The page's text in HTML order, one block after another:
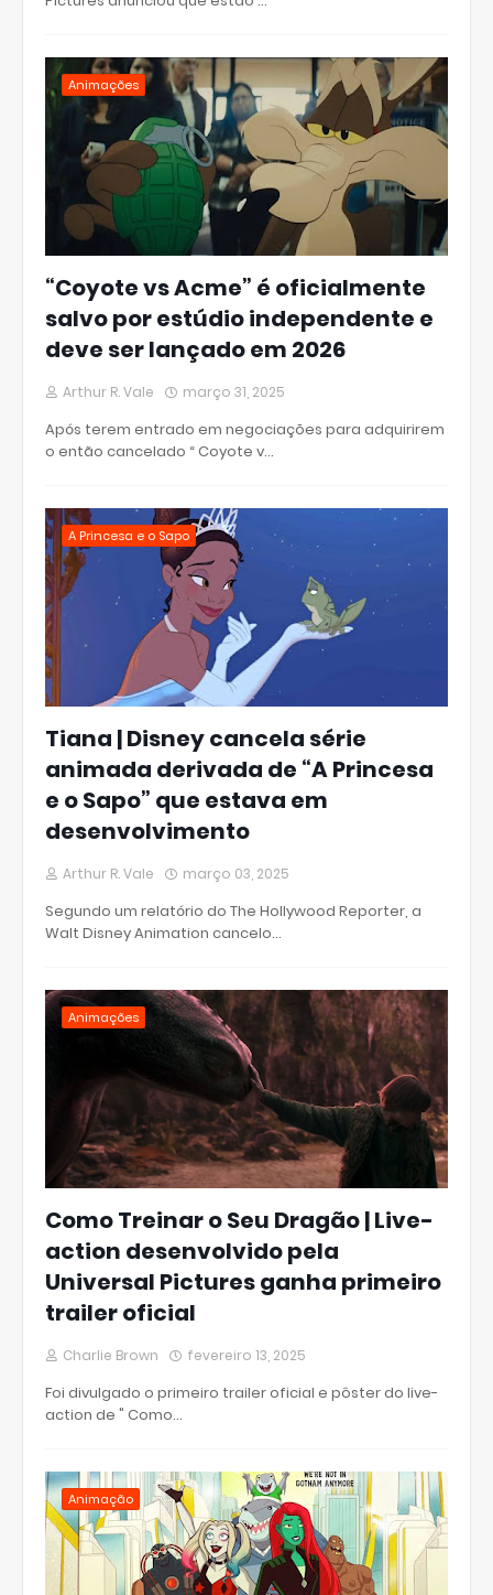
Animações
“Coyote vs Acme” é oficialmente
salvo por estúdio independente e
deve ser lançado em 2026
Arthur R. Vale março 31, 2025
Após terem entrado em negociações para adquirirem
o então cancelado “ Coyote v…
A Princesa e o Sapo
Tiana | Disney cancela série
animada derivada de “A Princesa
e o Sapo” que estava em
desenvolvimento
Arthur R. Vale março 03, 2025
Segundo um relatório do The Hollywood Reporter, a
Walt Disney Animation cancelo…
Animações
Como Treinar o Seu Dragão | Live-
action desenvolvido pela
Universal Pictures ganha primeiro
trailer oficial
Charlie Brown fevereiro 13, 2025
Foi divulgado o primeiro trailer oficial e pôster do live-
action de " Como…
Animação